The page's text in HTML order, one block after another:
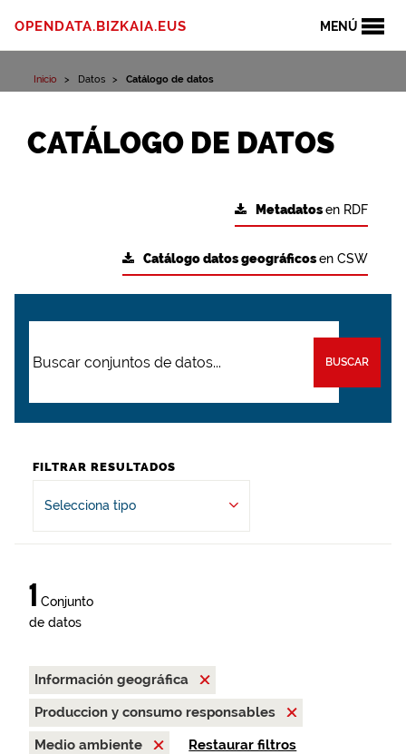
MENÚ
OPENDATA.BIZKAIA.EUS
Inicio Datos Catálogo de datos
CATÁLOGO DE DATOS
Metadatosen RDF
Catálogo datos geográficosen CSW
BUSCAR
FILTRAR RESULTADOS
Selecciona tipo
1 Conjunto
de datos
Información geográfica
Produccion y consumo responsables
Medio ambiente
Restaurar filtros